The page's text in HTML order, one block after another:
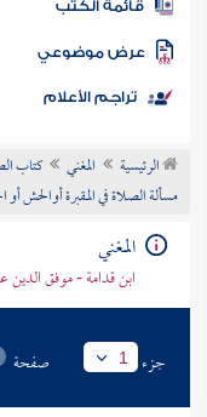
المكتبة
الكتب
موضوعي
تراجم الأعلام
الرئيسية المغني كتاب
مسألة الصلاة في المقبرة أوالحش أو
المغني
ابن قدامة - موفق الدين
جزء 1 صفحة